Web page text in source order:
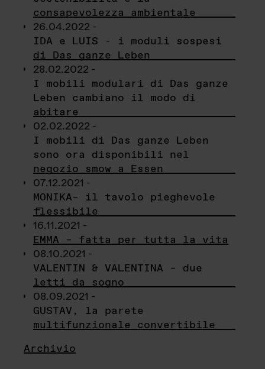
consapevolezza ambientale
26.04.2022 -
IDA e LUIS - i moduli sospesi
di Das ganze Leben
28.02.2022 -
I mobili modulari di Das ganze
Leben cambiano il modo di
abitare
02.02.2022 -
I mobili di Das ganze Leben
sono ora disponibili nel
negozio smow a Essen
07.12.2021 -
MONIKA– il tavolo pieghevole
flessibile
16.11.2021 -
EMMA – fatta per tutta la vita
08.10.2021 -
VALENTIN & VALENTINA – due
letti da sogno
08.09.2021 -
GUSTAV, la parete
multifunzionale convertibile
Archivio